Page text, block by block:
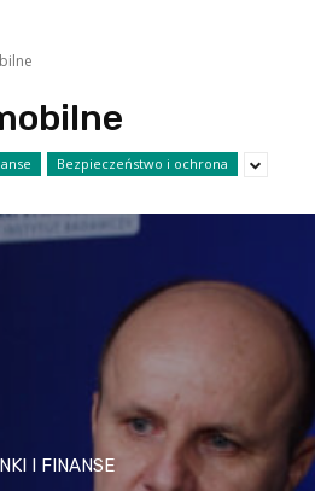
Bezpieczeństwo i ochrona
I FINANSE